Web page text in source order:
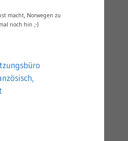
macht, Norwegen zu
noch hin ;-)